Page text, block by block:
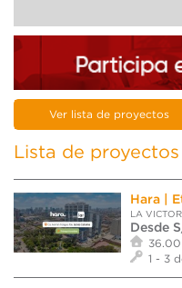
Ver lista de proyectos
Lista de proyectos
Hara |
LA
Desde
1 - 3